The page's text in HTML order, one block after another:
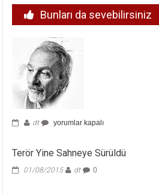
Bunları da sevebilirsiniz
dt için
yorumlar kapalı
Terör Yine Sahneye Sürüldü
01/08/2015 dt 0